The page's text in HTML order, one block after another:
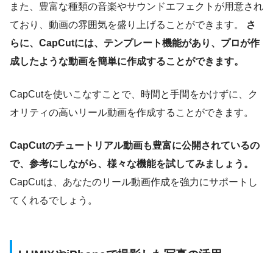
また、豊富な種類の音楽やサウンドエフェクトが用意され
ており、動画の雰囲気を盛り上げることができます。
さ
らに、CapCutには、テンプレート機能があり、プロが作
成したような動画を簡単に作成することができます。
CapCutを使いこなすことで、時間と手間をかけずに、ク
オリティの高いリール動画を作成することができます。
CapCutのチュートリアル動画も豊富に公開されているの
で、参考にしながら、様々な機能を試してみましょう。
CapCutは、あなたのリール動画作成を強力にサポートし
てくれるでしょう。